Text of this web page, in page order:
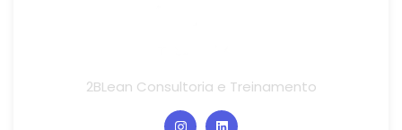
2BLean Consultoria e Treinamento